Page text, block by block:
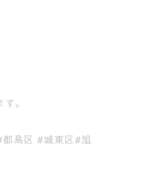
。
島区 #城東区#旭